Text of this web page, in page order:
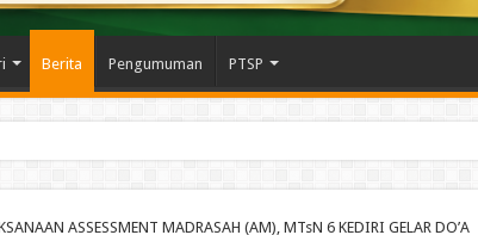
Berita Pengumuman PTSP
Digelar Serent
ASSESSMENT MADRASAH (AM), MTsN 6 KEDIRI GELAR DO’A